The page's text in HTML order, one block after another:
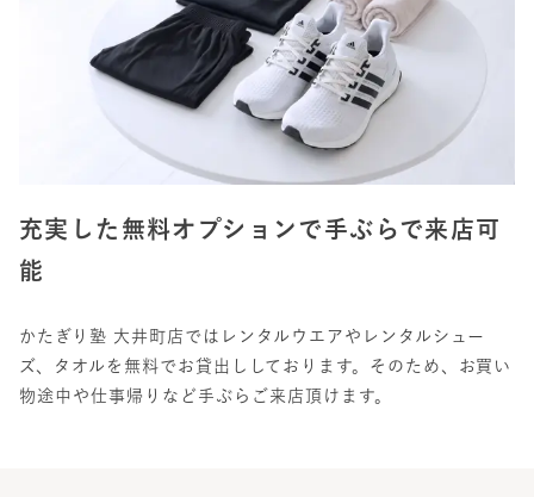
充実した無料オプションで手ぶらで来店可
能
かたぎり塾 大井町店ではレンタルウエアやレンタルシュー
ズ、タオルを無料でお貸出ししております。そのため、お買い
物途中や仕事帰りなど手ぶらご来店頂けます。